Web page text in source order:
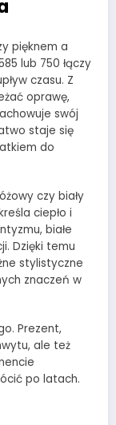
pięknem a
lub 750 łączy
czasu. Z
oprawę,
swój
staje się
do
czy biały
ciepło i
białe
Dzięki temu
stylistyczne
znaczeń w
Prezent,
ale też
po latach.